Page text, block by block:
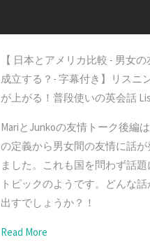
【 日本とアメリカ比較 - 男女
成立する？- 字幕付き】リスニ
が上がる！普段使いの英会話
MariとJunkoの友情トーク後編
の定義から男女間の友情に話が
ました。これも国を問わず話題
トピックのようです。どんな
出すでしょうか？！
Read More